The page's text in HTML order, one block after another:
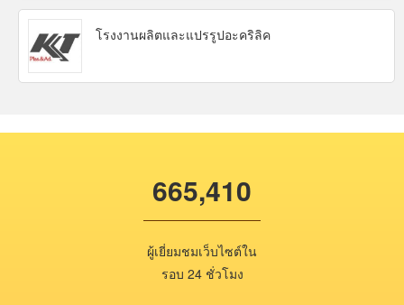
โรงงานผลิตและแปรรูปอะคริลิค
665,410
ผู้เยี่ยมชมเว็บไซต์ใน
รอบ 24 ชั่วโมง